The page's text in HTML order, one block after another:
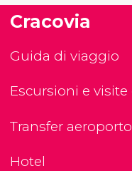
Cracovia
Guida di viaggio
Escursioni e
Transfer aeroporto
Hotel